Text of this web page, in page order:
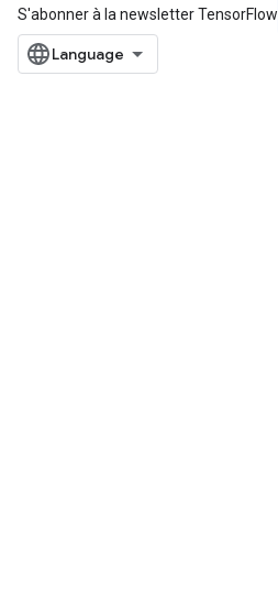
S'abonner à la newsletter TensorFlow